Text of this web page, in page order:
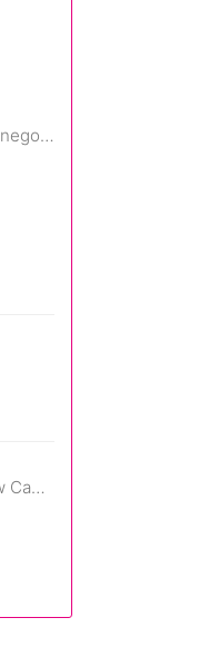
Naznaczony: Wyjście z mrocznego wymiaru
Miłość, śmierć i dojrzewanie w Camp Miasma